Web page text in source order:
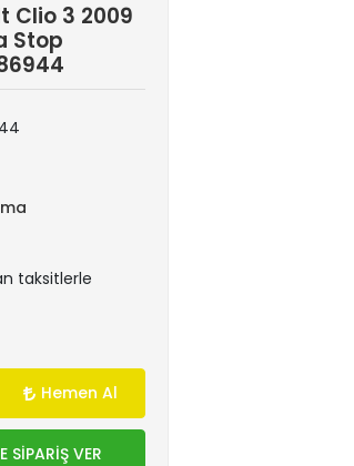
Clio 3 2009
Stop
taksitlerle
Hemen Al
SİPARİŞ VER